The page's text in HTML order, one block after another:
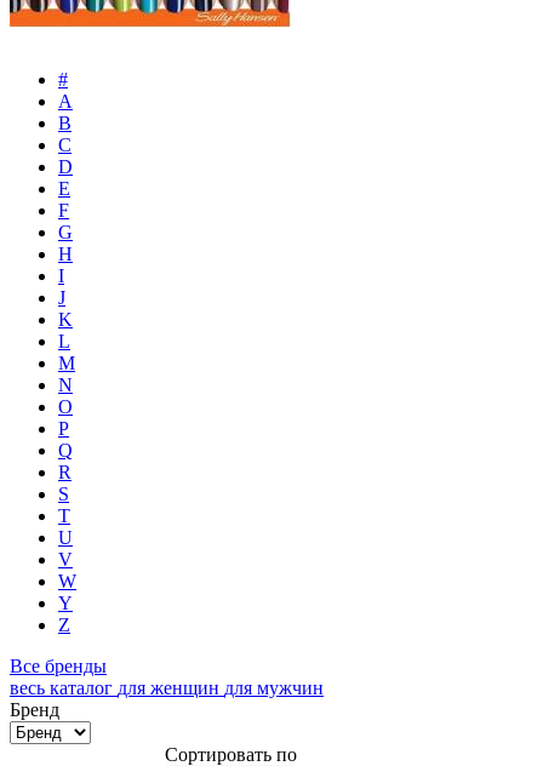
#
A
B
C
D
E
F
G
H
I
J
K
L
M
N
O
P
Q
R
S
T
U
V
W
Y
Z
Все бренды
весь каталог для женщин для мужчин
Бренд
Сортировать по